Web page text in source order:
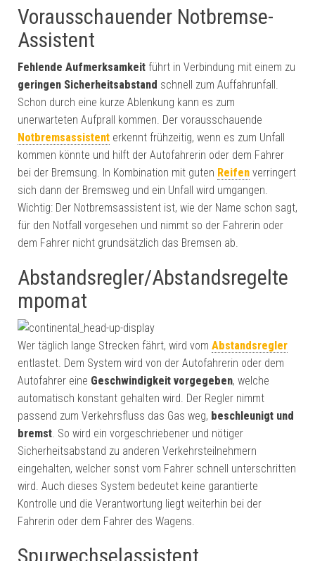
Vorausschauender Notbremse-
Assistent
Fehlende Aufmerksamkeit führt in Verbindung mit einem zu
geringen Sicherheitsabstand schnell zum Auffahrunfall.
Schon durch eine kurze Ablenkung kann es zum
unerwarteten Aufprall kommen. Der vorausschauende
Notbremsassistent erkennt frühzeitig, wenn es zum Unfall
kommen könnte und hilft der Autofahrerin oder dem Fahrer
bei der Bremsung. In Kombination mit guten Reifen verringert
sich dann der Bremsweg und ein Unfall wird umgangen.
Wichtig: Der Notbremsassistent ist, wie der Name schon sagt,
für den Notfall vorgesehen und nimmt so der Fahrerin oder
dem Fahrer nicht grundsätzlich das Bremsen ab.
Abstandsregler/Abstandsregelte
mpomat
Wer täglich lange Strecken fährt, wird vom Abstandsregler
entlastet. Dem System wird von der Autofahrerin oder dem
Autofahrer eine Geschwindigkeit vorgegeben, welche
automatisch konstant gehalten wird. Der Regler nimmt
passend zum Verkehrsfluss das Gas weg, beschleunigt und
bremst. So wird ein vorgeschriebener und nötiger
Sicherheitsabstand zu anderen Verkehrsteilnehmern
eingehalten, welcher sonst vom Fahrer schnell unterschritten
wird. Auch dieses System bedeutet keine garantierte
Kontrolle und die Verantwortung liegt weiterhin bei der
Fahrerin oder dem Fahrer des Wagens.
Spurwechselassistent